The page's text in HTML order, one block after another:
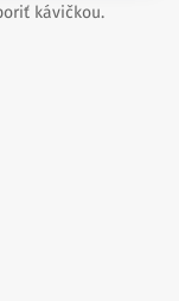
kávičkou.